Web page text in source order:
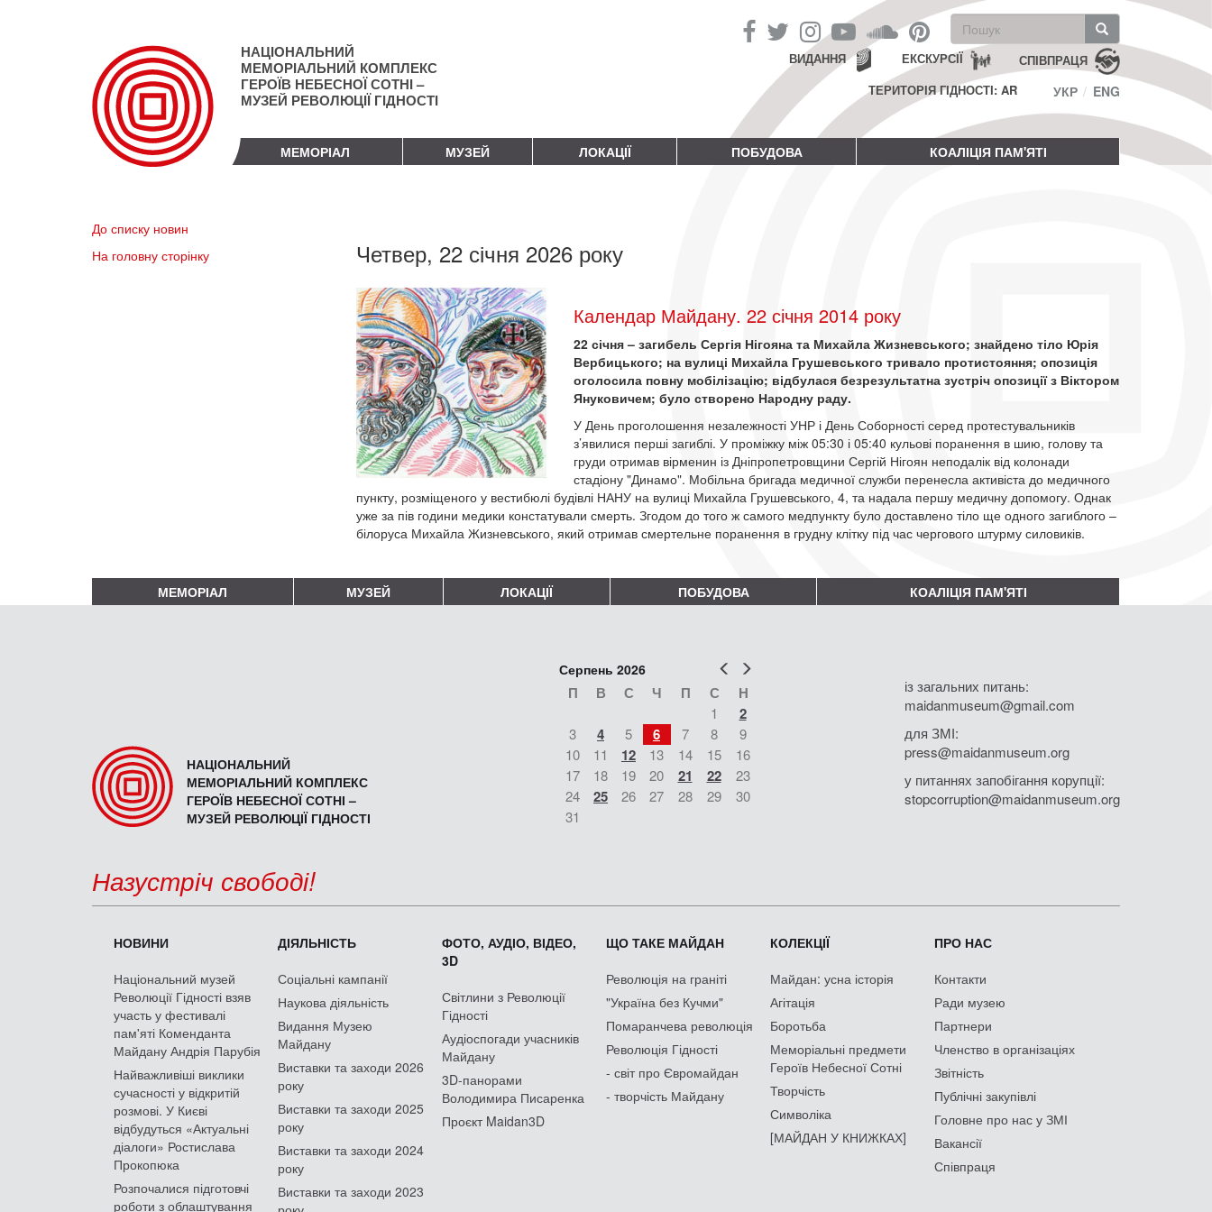
НАЦІОНАЛЬНИЙ
МЕМОРІАЛЬНИЙ КОМПЛЕКС
ГЕРОЇВ НЕБЕСНОЇ СОТНІ –
МУЗЕЙ РЕВОЛЮЦІЇ ГІДНОСТІ
Пошукова
форма
Пошук СПІВПРАЦЯ
ЕКСКУРСІЇ
ВИДАННЯ
ТЕРИТОРІЯ ГІДНОСТІ: AR
УКР ENG
МЕМОРІАЛ МУЗЕЙ ЛОКАЦІЇ ПОБУДОВА КОАЛІЦІЯ ПАМ'ЯТІ
До списку новин
На головну сторінку
Четвер, 22 січня 2026 року
Календар Майдану. 22 січня 2014 року
22 січня – загибель Сергія Нігояна та Михайла Жизневського; знайдено тіло Юрія
Вербицького; на вулиці Михайла Грушевського тривало протистояння; опозиція
оголосила повну мобілізацію; відбулася безрезультатна зустріч опозиції з Віктором
Януковичем; було створено Народну раду.
У День проголошення незалежності УНР і День Соборності серед протестувальників
з’явилися перші загиблі. У проміжку між 05:30 і 05:40 кульові поранення в шию, голову та
груди отримав вірменин із Дніпропетровщини Сергій Нігоян неподалік від колонади
стадіону "Динамо". Мобільна бригада медичної служби перенесла активіста до медичного
пункту, розміщеного у вестибюлі будівлі НАНУ на вулиці Михайла Грушевського, 4, та надала першу медичну допомогу. Однак
уже за пів години медики констатували смерть. Згодом до того ж самого медпункту було доставлено тіло ще одного загиблого –
білоруса Михайла Жизневського, який отримав смертельне поранення в грудну клітку під час чергового штурму силовиків.
МЕМОРІАЛ МУЗЕЙ ЛОКАЦІЇ ПОБУДОВА КОАЛІЦІЯ ПАМ'ЯТІ
НАЦІОНАЛЬНИЙ
МЕМОРІАЛЬНИЙ КОМПЛЕКС
ГЕРОЇВ НЕБЕСНОЇ СОТНІ –
МУЗЕЙ РЕВОЛЮЦІЇ ГІДНОСТІ
Попер
Серпень 2026
П В С Ч П С Н
1 2
3 4 5 6 7 8
9
10
11 12 13 14 15
16
17
18 19 20 21 22
23
24
25 26 27 28 29
30
31
із загальних питань:
maidanmuseum@gmail.com
для ЗМІ:
press@maidanmuseum.org
у питаннях запобігання корупції:
stopcorruption@maidanmuseum.org
Назустріч свободі!
НОВИНИ
Національний музей
Революції Гідності взяв
участь у фестивалі
пам'яті Коменданта
Майдану Андрія Парубія
Найважливіші виклики
сучасності у відкритій
розмові. У Києві
відбудуться «Актуальні
діалоги» Ростислава
Прокопюка
Розпочалися підготовчі
роботи з облаштування
ДІЯЛЬНІСТЬ
Соціальні кампанії
Наукова діяльність
Видання Музею
Майдану
Виставки та заходи 2026
року
Виставки та заходи 2025
року
Виставки та заходи 2024
року
Виставки та заходи 2023
ФОТО, АУДІО, ВІДЕО,
3D
Світлини з Революції
Гідності
Аудіоспогади учасників
Майдану
3D-панорами
Володимира Писаренка
Проєкт Maidan3D
ЩО ТАКЕ МАЙДАН
Революція на граніті
"Україна без Кучми"
Помаранчева революція
Революція Гідності
- світ про Євромайдан
- творчість Майдану
КОЛЕКЦІЇ
Майдан: усна історія
Агітація
Боротьба
Меморіальні предмети
Героїв Небесної Сотні
Творчість
Символіка
[МАЙДАН У КНИЖКАХ]
ПРО НАС
Контакти
Ради музею
Партнери
Членство в організаціях
Звітність
Публічні закупівлі
Головне про нас у ЗМІ
Вакансії
Співпраця